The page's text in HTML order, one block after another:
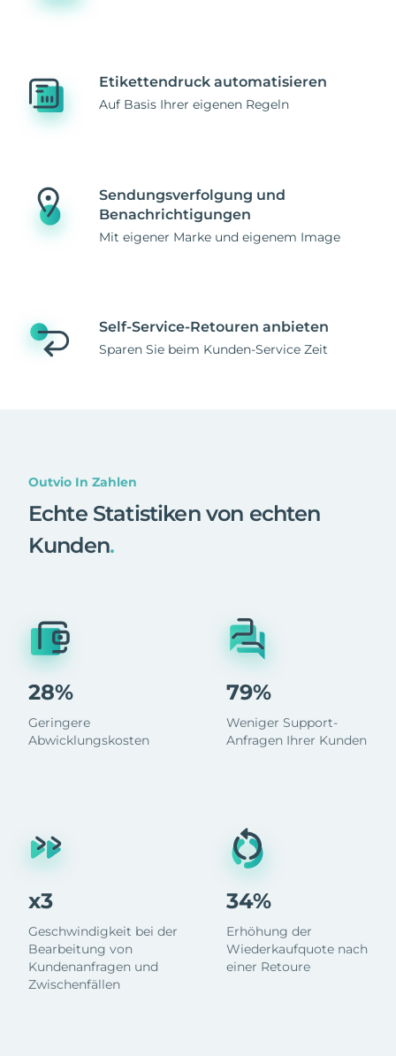
Etikettendruck automatisieren
Auf Basis Ihrer eigenen Regeln
Sendungsverfolgung und
Benachrichtigungen
Mit eigener Marke und eigenem Image
Self-Service-Retouren anbieten
Sparen Sie beim Kunden-Service Zeit
Outvio In Zahlen
Echte Statistiken von echten
Kunden.
28%
Geringere
Abwicklungskosten
x3
Geschwindigkeit bei der
Bearbeitung von
Kundenanfragen und
Zwischenfällen
79%
Weniger Support-
Anfragen Ihrer Kunden
34%
Erhöhung der
Wiederkaufquote nach
einer Retoure